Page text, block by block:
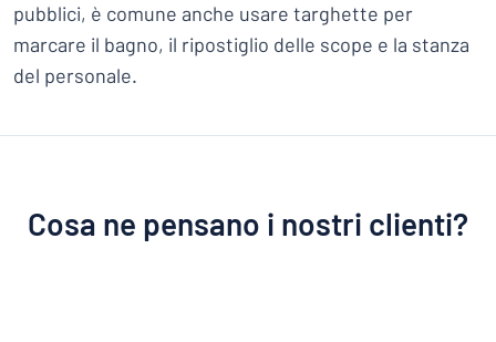
pubblici, è comune anche usare targhette per
marcare il bagno, il ripostiglio delle scope e la stanza
del personale.
Cosa ne pensano i nostri clienti?